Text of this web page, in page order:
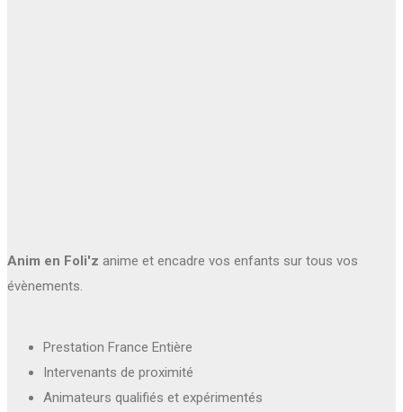
Anim en Foli'z anime et encadre vos enfants sur tous vos
évènements.
Prestation France Entière
Intervenants de proximité
Animateurs qualifiés et expérimentés